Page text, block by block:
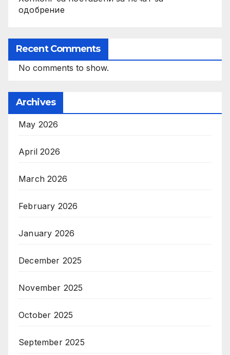
одобрение
Recent Comments
No comments to show.
Archives
May 2026
April 2026
March 2026
February 2026
January 2026
December 2025
November 2025
October 2025
September 2025